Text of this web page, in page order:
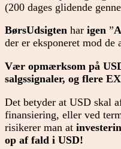
(200 dages glidende
BørsUdsigten har igen ”
der er eksponeret mod de
Vær opmærksom på
salgssignaler, og flere
Det betyder at USD skal
finansiering, eller ved
risikerer man at
op af fald i USD!